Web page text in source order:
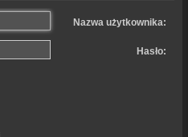
Nazwa użytkownika:
Hasło: